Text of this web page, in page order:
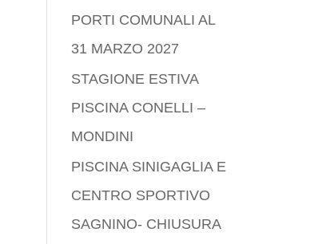
PORTI COMUNALI AL
31 MARZO 2027
STAGIONE ESTIVA
PISCINA CONELLI –
MONDINI
PISCINA SINIGAGLIA E
CENTRO SPORTIVO
SAGNINO- CHIUSURA